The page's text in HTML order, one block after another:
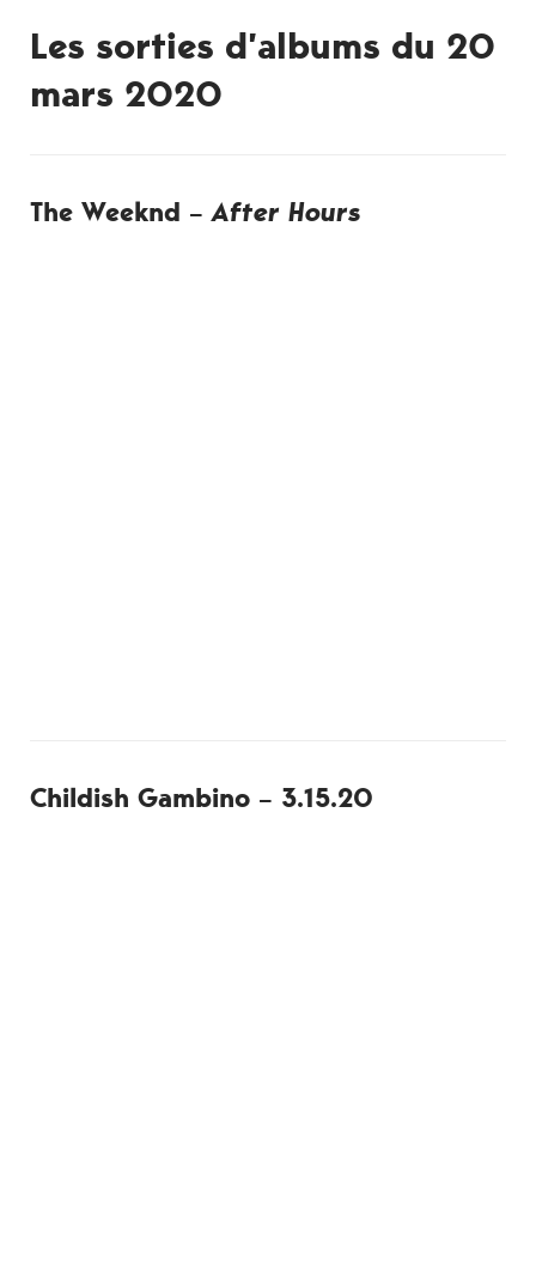
Les sorties d’albums du 20
mars 2020
The Weeknd –After Hours
Childish Gambino – 3.15.20